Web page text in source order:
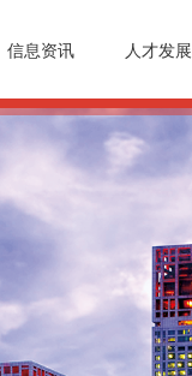
信息资讯 人才发展